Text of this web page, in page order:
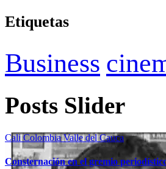
Etiquetas
Business
Posts Slider
CaliColombiaValle del Cauca
Consternación en el gremio